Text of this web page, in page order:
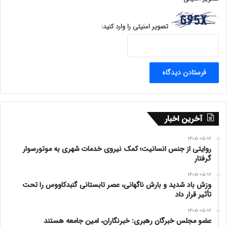
تصویر امنیتی را وارد کنید:
آخرین اخبار
۱۴۰۵-۰۵-۱۶
روایتی از جنس انسانیت؛ کمک نیروی خدمات شهری به موتورسوار
گرفتار
۱۴۰۵-۰۵-۱۶
وزش باد شدید و بارش ناگهانی، عصر تابستانی گنبدکاووس را تحت
تأثیر قرار داد
۱۴۰۵-۰۵-۱۶
عضو مجلس خبرگان رهبری: خبرنگاران، امین جامعه هستند